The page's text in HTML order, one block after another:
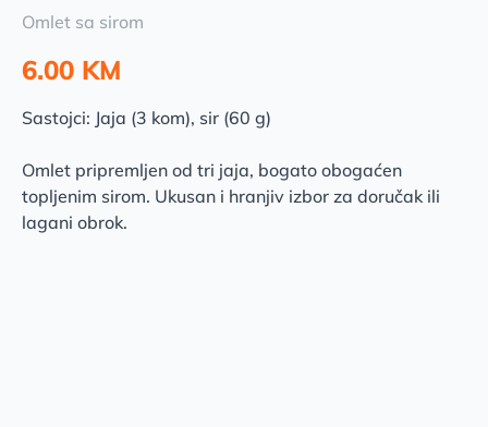
Omlet sa sirom
6.00 KM
Sastojci: Jaja (3 kom), sir (60 g)
Omlet pripremljen od tri jaja, bogato obogaćen
topljenim sirom. Ukusan i hranjiv izbor za doručak ili
lagani obrok.